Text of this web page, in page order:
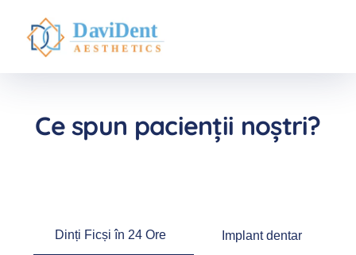
Ce spun pacienții noștri?
Dinți Ficși în 24 Ore Implant dentar